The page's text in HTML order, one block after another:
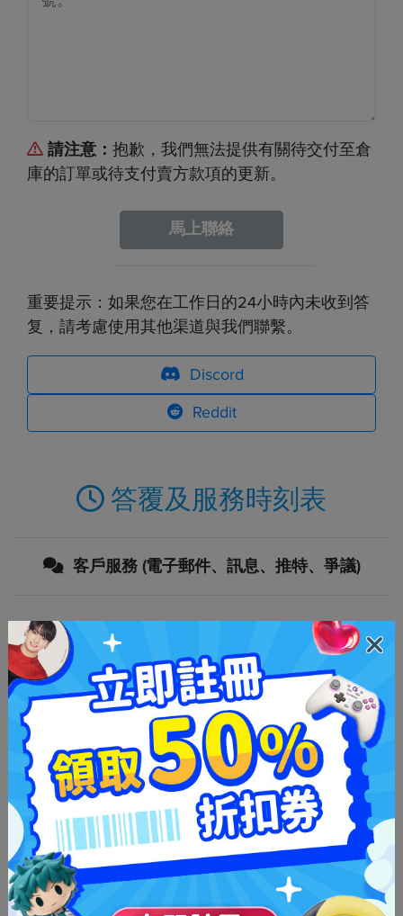
請注意： 抱歉，我們無法提供有關待交付至倉
庫的訂單或待支付賣方款項的更新。
馬上聯絡
重要提示：如果您在工作日的24小時內未收到答
复，請考慮使用其他渠道與我們聯繫。
Discord
Reddit
答覆及服務時刻表
客戶服務 (電子郵件、訊息、推特、爭議)
於24小時內
於平日 週五下午五點後 (GMT+9)
購買要求驗證
於24小時內
於平日
於48小時內
週五下午兩點後 (GMT+9)
Mercari, Fril: 可能會大相徑庭。 由於可用性不足，預計部分提交的
購買請求將被退款或取消。 出於這種原因，我們強烈建議您在自由
市場上使用Neokyo電子錢包。